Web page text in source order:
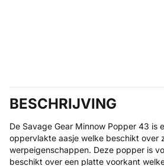
BESCHRIJVING
De Savage Gear Minnow Popper 43 is
oppervlakte aasje welke beschikt over
werpeigenschappen. Deze popper is
beschikt over een platte voorkant